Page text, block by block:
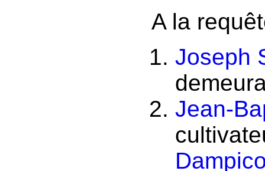
A la
Joseph
Jean-